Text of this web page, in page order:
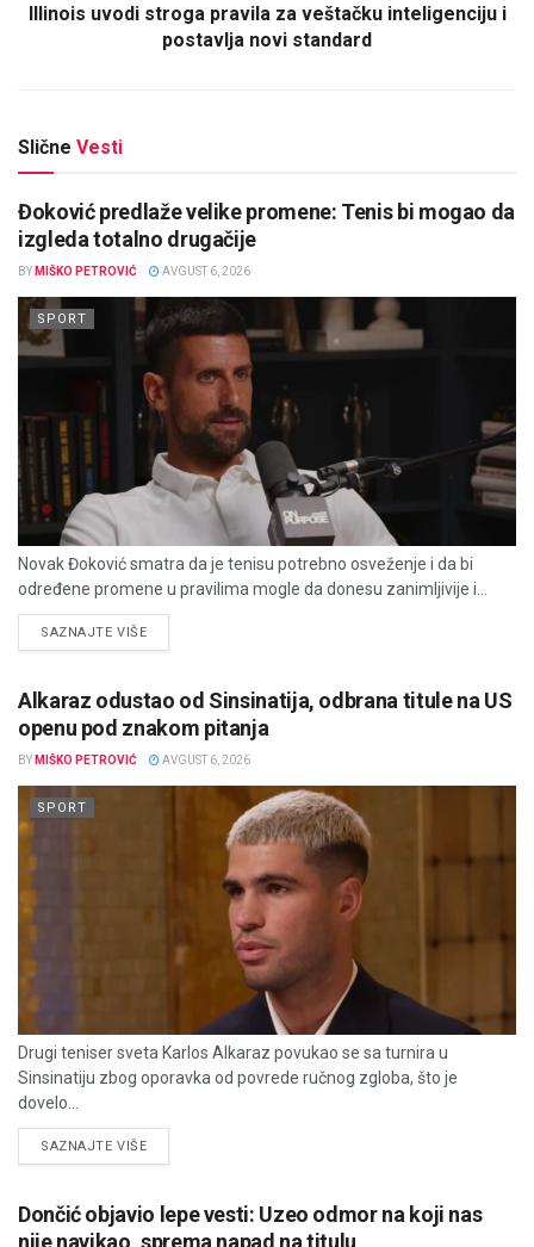
Illinois uvodi stroga pravila za veštačku inteligenciju i
postavlja novi standard
Slične Vesti
Đoković predlaže velike promene: Tenis bi mogao da
izgleda totalno drugačije
BY MIŠKO PETROVIĆ AVGUST 6, 2026
SPORT
Novak Đoković smatra da je tenisu potrebno osveženje i da bi
određene promene u pravilima mogle da donesu zanimljivije i...
SAZNAJTE VIŠEDETAILS
Alkaraz odustao od Sinsinatija, odbrana titule na US
openu pod znakom pitanja
BY MIŠKO PETROVIĆ AVGUST 6, 2026
SPORT
Drugi teniser sveta Karlos Alkaraz povukao se sa turnira u
Sinsinatiju zbog oporavka od povrede ručnog zgloba, što je
dovelo...
SAZNAJTE VIŠEDETAILS
Dončić objavio lepe vesti: Uzeo odmor na koji nas
nije navikao, sprema napad na titulu